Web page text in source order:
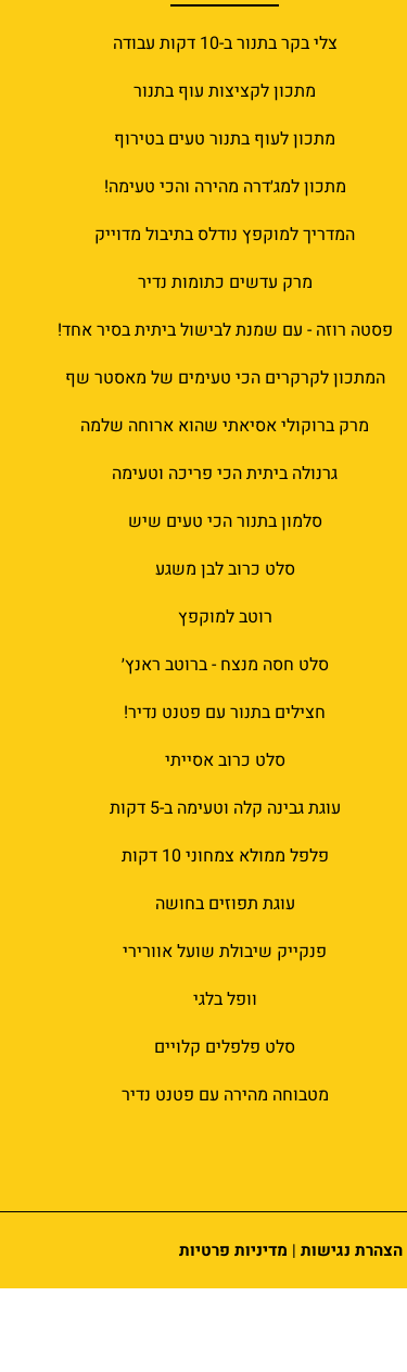
צלי בקר בתנור ב-10 דקות עבודה
מתכון לקציצות עוף בתנור
מתכון לעוף בתנור טעים בטירוף
מתכון למג׳דרה מהירה והכי טעימה!
המדריך למוקפץ נודלס בתיבול מדוייק
מרק עדשים כתומות נדיר
פסטה רוזה - עם שמנת לבישול ביתית בסיר אחד!
המתכון לקרקרים הכי טעימים של מאסטר שף
מרק ברוקולי אסיאתי שהוא ארוחה שלמה
גרנולה ביתית הכי פריכה וטעימה
סלמון בתנור הכי טעים שיש
סלט כרוב לבן משגע
רוטב למוקפץ
סלט חסה מנצח - ברוטב ראנץ׳
חצילים בתנור עם פטנט נדיר!
סלט כרוב אסייתי
עוגת גבינה קלה וטעימה ב-5 דקות
פלפל ממולא צמחוני 10 דקות
עוגת תפוזים בחושה
פנקייק שיבולת שועל אוורירי
וופל בלגי
סלט פלפלים קלויים
מטבוחה מהירה עם פטנט נדיר
הצהרת נגישות | מדיניות פרטיות